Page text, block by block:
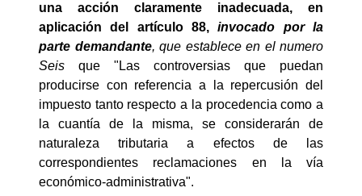
una acción claramente inadecuada, en
aplicación del artículo 88, invocado por la
parte demandante, que establece en el numero
Seis que "Las controversias que puedan
producirse con referencia a la repercusión del
impuesto tanto respecto a la procedencia como a
la cuantía de la misma, se considerarán de
naturaleza tributaria a efectos de las
correspondientes reclamaciones en la vía
económico-administrativa".